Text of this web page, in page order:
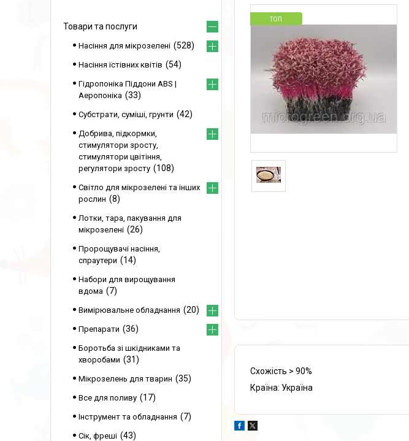
ТОП
Схожість > 90%
Країна: Україна
Товари та послуги
Насіння для мікрозелені 528
Насіння їстівних квітів 54
Гідропоніка Піддони ABS |
Аеропоніка
33
Субстрати, суміші, грунти 42
Добрива, підкормки,
стимулятори зросту,
стимулятори цвітіння,
регулятори зросту
108
Світло для мікрозелені та інших
рослин
8
Лотки, тара, пакування для
мікрозелені
26
Пророщувачі насіння,
спраутери
14
Набори для вирощування
вдома
7
Вимірювальне обладнання 20
Препарати 36
Боротьба зі шкідниками та
хворобами
31
Мікрозелень для тварин 35
Все для поливу 17
Інструмент та обладнання 7
Сік, фреші 43